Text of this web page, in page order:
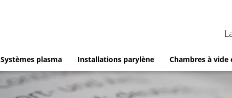
Systèmes plasma Installations parylène Chambres à vide